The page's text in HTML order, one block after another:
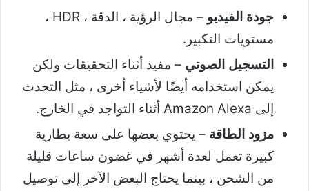
جودة الفيديو
– مجال الرؤية ، الدقة ، HDR ،
مستويات التكبير.
التسجيل الصوتي – مفيد أثناء التحقيقات ولكن
يمكن استخدامه أيضًا لأشياء أخرى ، مثل التحدث
إلى Amazon Alexa أثناء التواجد في الخارج.
مزود الطاقة – يحتوي بعضها على سعة بطارية
كبيرة تعمل لعدة أشهر في غضون ساعات قليلة
من الشحن ، بينما يحتاج البعض الآخر إلى توصيل